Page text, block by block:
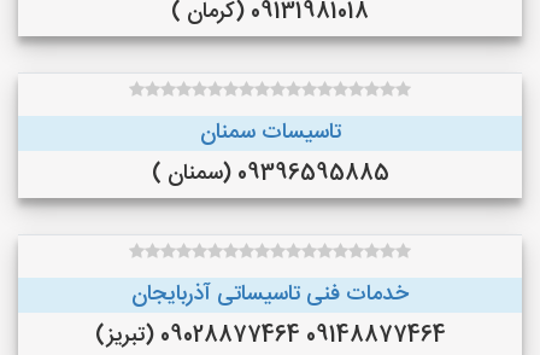
09131981018 (کرمان )
تاسیسات سمنان
09396595885 (سمنان )
خدمات فنی تاسیساتی آذربایجان
09148877464 09028877464 (تبریز)